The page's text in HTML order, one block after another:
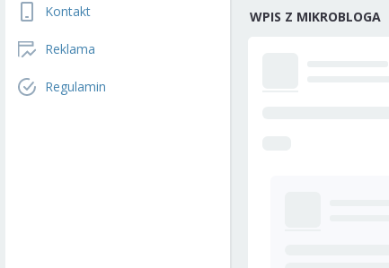
Kontakt
Reklama
Regulamin
WPIS Z MIKROBLOGA